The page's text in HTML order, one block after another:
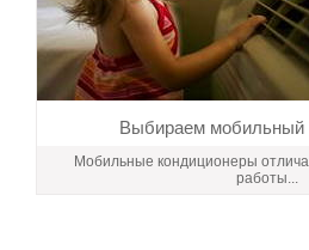
Выбираем мобильный
Мобильные кондиционеры
работы...